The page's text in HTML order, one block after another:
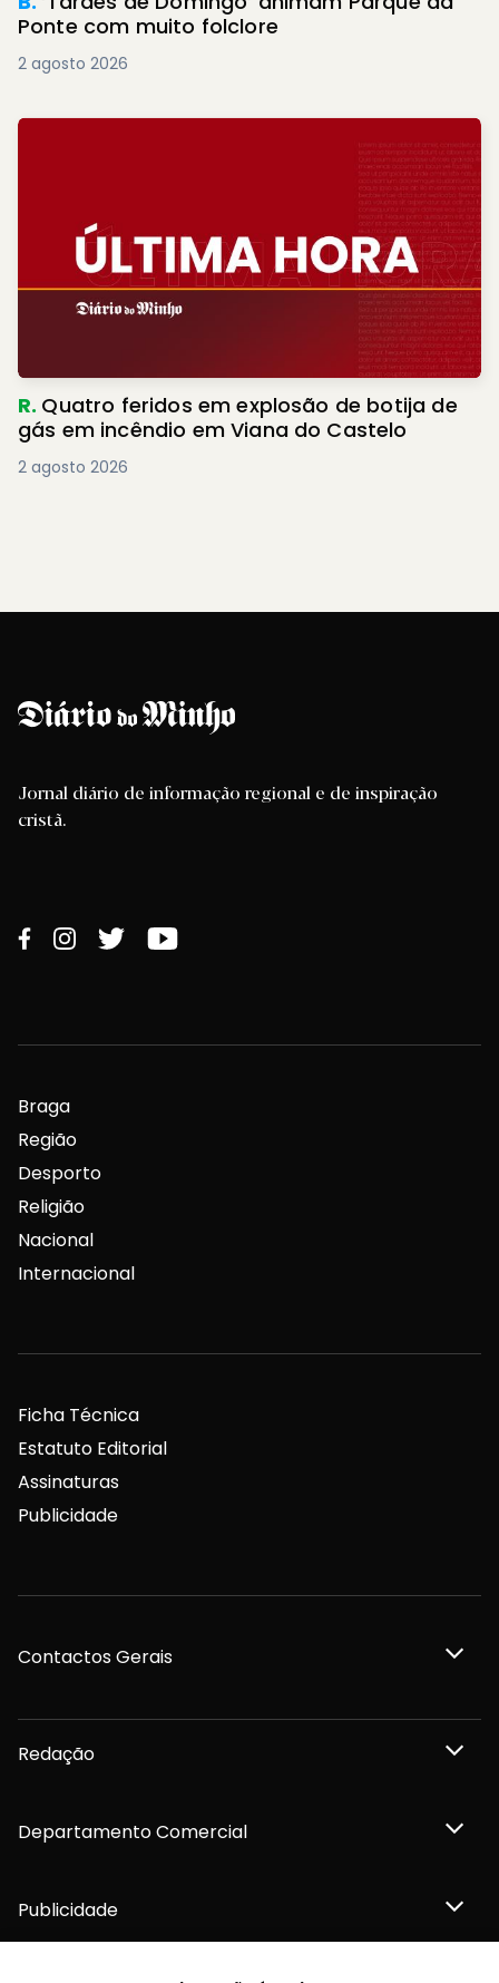
Ponte com muito folclore
2 agosto 2026
R. Quatro feridos em explosão de botija de
gás em incêndio em Viana do Castelo
2 agosto 2026
Jornal diário de informação regional e de inspiração
cristã.
Braga
Região
Desporto
Religião
Nacional
Internacional
Ficha Técnica
Estatuto Editorial
Assinaturas
Publicidade
Contactos Gerais
Redação
Departamento Comercial
Publicidade